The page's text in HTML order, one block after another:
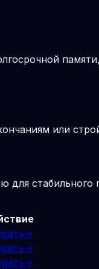
или
для
→
→
→